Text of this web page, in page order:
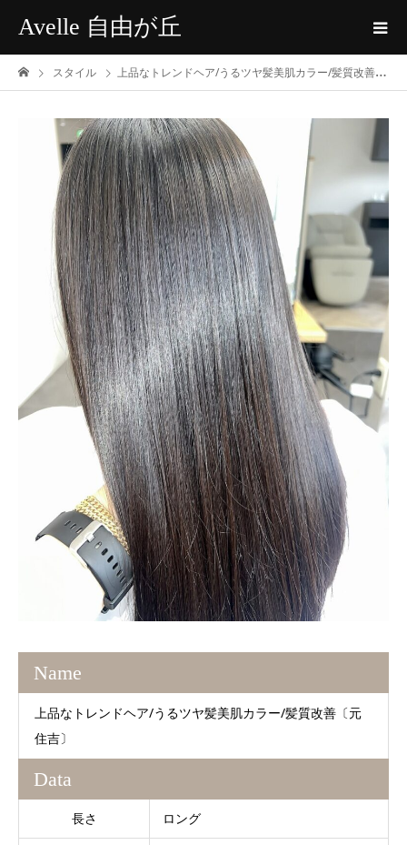
Avelle 自由が丘
スタイル 上品なトレンドヘア/うるツヤ髪美肌カラー/髪質改善〔元住吉〕
Name
上品なトレンドヘア/うるツヤ髪美肌カラー/髪質改善〔元
住吉〕
Data
長さ ロング